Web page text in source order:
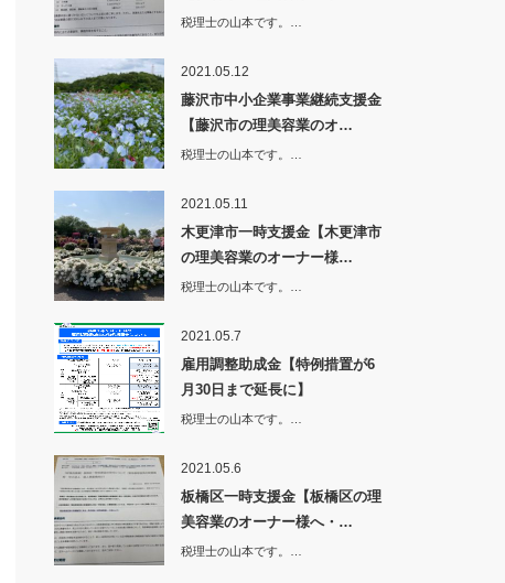
税理士の山本です。…
2021.05.12
藤沢市中小企業事業継続支援金
【藤沢市の理美容業のオ…
税理士の山本です。…
2021.05.11
木更津市一時支援金【木更津市
の理美容業のオーナー様…
税理士の山本です。…
2021.05.7
雇用調整助成金【特例措置が6
月30日まで延長に】
税理士の山本です。…
2021.05.6
板橋区一時支援金【板橋区の理
美容業のオーナー様へ・…
税理士の山本です。…